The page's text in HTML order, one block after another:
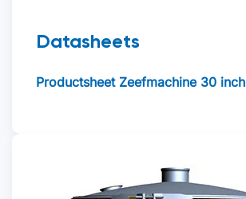
Datasheets
Productsheet Zeefmachine 30 inch